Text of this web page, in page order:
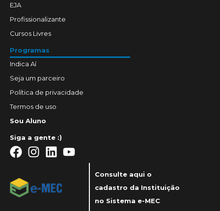
EJA
Profissionalizante
Cursos Livres
Programas
Indica Aí
Seja um parceiro
Política de privacidade
Termos de uso
Sou Aluno
Siga a gente :)
Consulte aqui o
cadastro da Instituição
no Sistema e-MEC